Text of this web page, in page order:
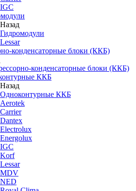
IGC
Назад
Гидромодули
Lessar
конденсаторные блоки (ККБ)
конденсаторные блоки (ККБ)
ККБ
Назад
Одноконтурные ККБ
Aerotek
Carrier
Dantex
Electrolux
Energolux
IGC
Korf
Lessar
MDV
NED